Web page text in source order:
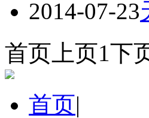
2014-07-23
首页 上页1下
首页|